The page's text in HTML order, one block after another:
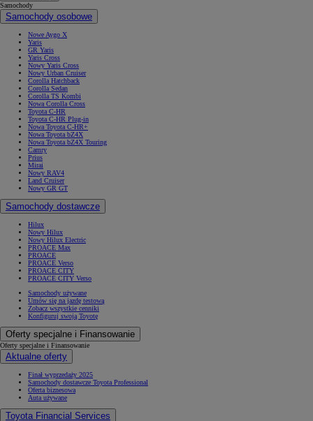
Samochody
Samochody osobowe
Nowe Aygo X
Yaris
GR Yaris
Yaris Cross
Nowy Yaris Cross
Nowy Urban Cruiser
Corolla Hatchback
Corolla Sedan
Corolla TS Kombi
Nowa Corolla Cross
Toyota C-HR
Toyota C-HR Plug-in
Nowa Toyota C-HR+
Nowa Toyota bZ4X
Nowa Toyota bZ4X Touring
Camry
Prius
Mirai
Nowy RAV4
Land Cruiser
Nowy GR GT
Samochody dostawcze
Hilux
Nowy Hilux
Nowy Hilux Electric
PROACE Max
PROACE
PROACE Verso
PROACE CITY
PROACE CITY Verso
Samochody używane
Umów się na jazdę testową
Zobacz wszystkie cenniki
Konfiguruj swoją Toyotę
Oferty specjalne i Finansowanie
Oferty specjalne i Finansowanie
Aktualne oferty
Finał wyprzedaży 2025
Samochody dostawcze Toyota Professional
Oferta biznesowa
Auta używane
Toyota Financial Services